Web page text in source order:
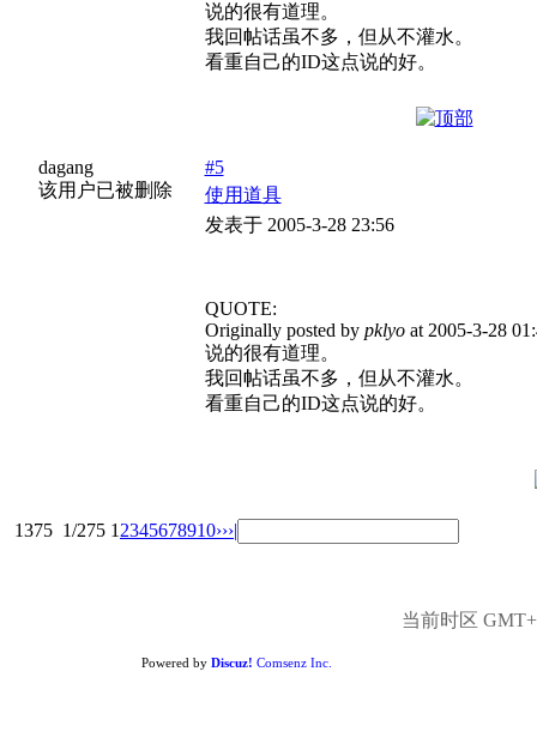
说的很有道理。
我回帖话虽不多，但从不灌水。
看重自己的ID这点说的好。
dagang
该用户已被删除
#5
使用道具
发表于 2005-3-28 23:56
QUOTE:
Originally posted by pklyoat 2005-3-28
说的很有道理。
我回帖话虽不多，但从不灌水。
看重自己的ID这点说的好。
1375 1/275 1 2345678910›››|
当前时区
Powered by Discuz! Comsenz Inc.